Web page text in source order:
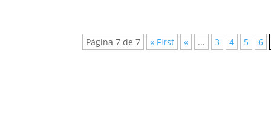
Página 7 de 7 « First « ... 3 4 5 6